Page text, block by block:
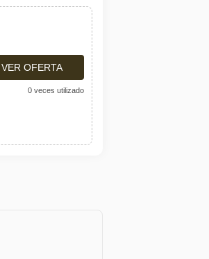
VER OFERTA
0 veces utilizado